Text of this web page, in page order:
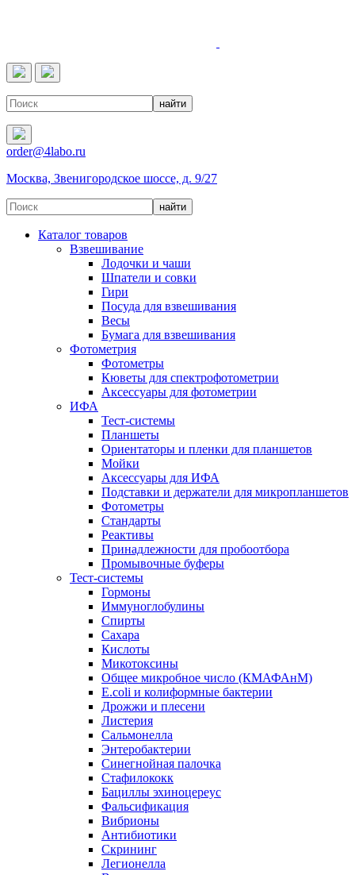
order@4labo.ru
Москва, Звенигородское шоссе, д. 9/27
Каталог товаров
Взвешивание
Лодочки и чаши
Шпатели и совки
Гири
Посуда для взвешивания
Весы
Бумага для взвешивания
Фотометрия
Фотометры
Кюветы для спектрофотометрии
Аксессуары для фотометрии
ИФА
Тест-системы
Планшеты
Ориентаторы и пленки для планшетов
Мойки
Аксессуары для ИФА
Подставки и держатели для микропланшетов
Фотометры
Стандарты
Реактивы
Принадлежности для пробоотбора
Промывочные буферы
Тест-системы
Гормоны
Иммуноглобулины
Спирты
Сахара
Кислоты
Микотоксины
Общее микробное число (КМАФАнМ)
E.coli и колиформные бактерии
Дрожжи и плесени
Листерия
Сальмонелла
Энтеробактерии
Синегнойная палочка
Стафилококк
Бациллы эхиноцереус
Фальсификация
Вибрионы
Антибиотики
Скрининг
Легионелла